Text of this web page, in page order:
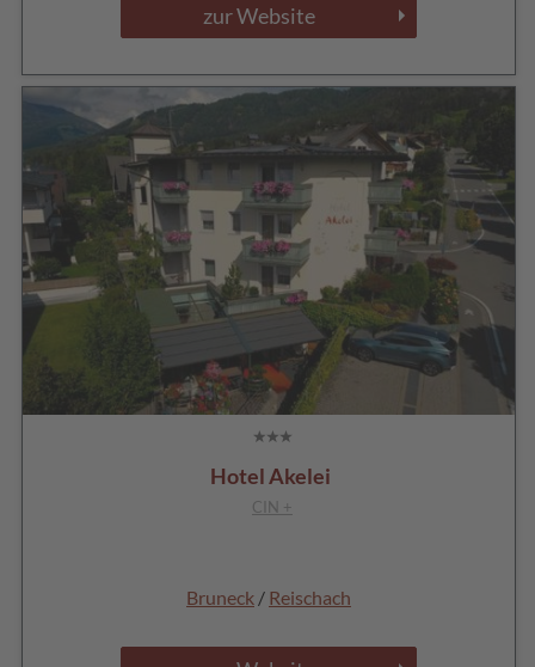
zur Website
Hotel Akelei
CIN +
Bruneck / Reischach